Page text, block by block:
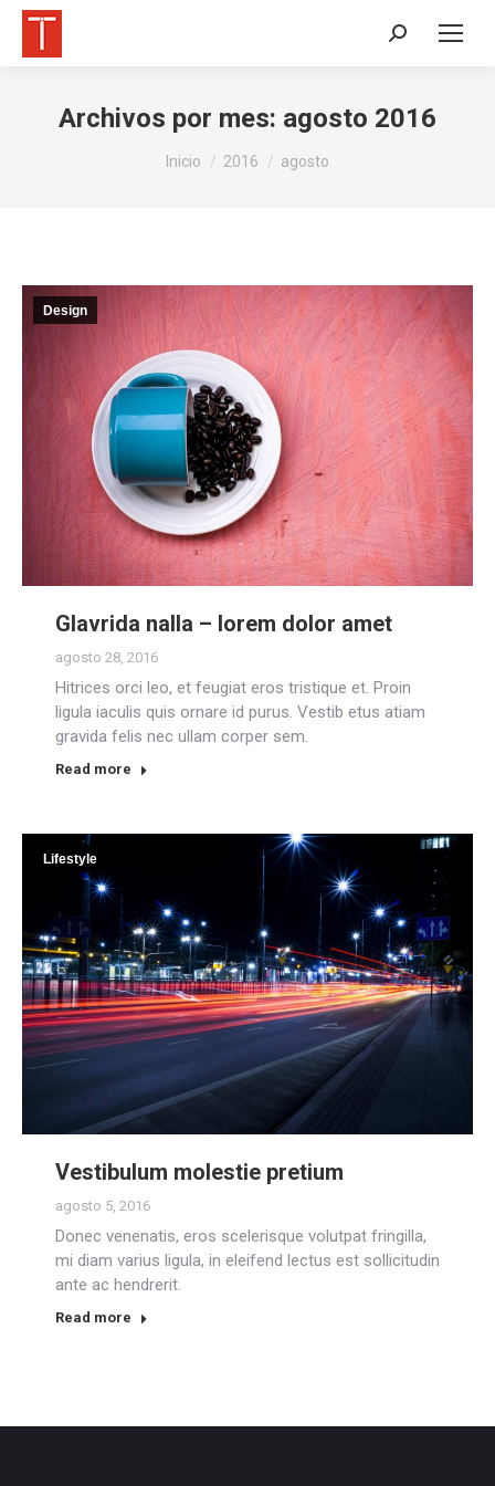
Buscar:
Archivos por mes: agosto 2016
Estás aquí:
Inicio 2016 agosto
Design
Glavrida nalla – lorem dolor amet
agosto 28, 2016
Hitrices orci leo, et feugiat eros tristique et. Proin
ligula iaculis quis ornare id purus. Vestib etus atiam
gravida felis nec ullam corper sem.
Read more
Lifestyle
Vestibulum molestie pretium
agosto 5, 2016
Donec venenatis, eros scelerisque volutpat fringilla,
mi diam varius ligula, in eleifend lectus est sollicitudin
ante ac hendrerit.
Read more